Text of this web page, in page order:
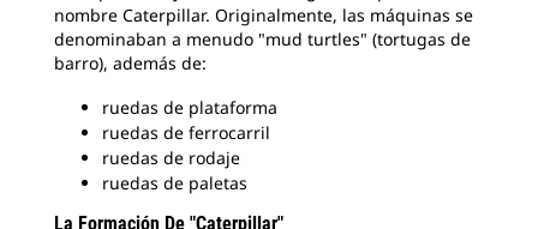
nombre Caterpillar. Originalmente, las máquinas se
denominaban a menudo "mud turtles" (tortugas de
barro), además de:
ruedas de plataforma
ruedas de ferrocarril
ruedas de rodaje
ruedas de paletas
La Formación De "Caterpillar"